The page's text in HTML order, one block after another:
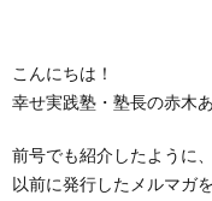
こんにちは！
幸せ実践塾・塾長の赤木
前号でも紹介したように、
以前に発行したメルマガ